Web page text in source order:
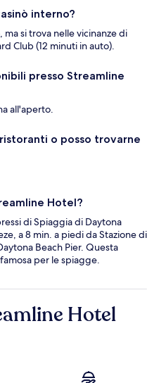
interno?
si trova nelle vicinanze di
Club (12 minuti in auto).
presso Streamline
all'aperto.
o posso trovarne
Hotel?
di Spiaggia di Daytona
a 8 min. a piedi da Stazione di
Beach Pier. Questa
per le spiagge.
Hotel